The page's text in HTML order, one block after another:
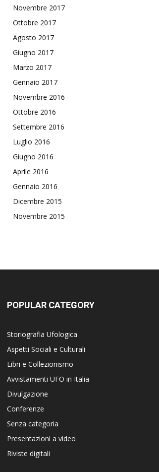
Novembre 2017
Ottobre 2017
Agosto 2017
Giugno 2017
Marzo 2017
Gennaio 2017
Novembre 2016
Ottobre 2016
Settembre 2016
Luglio 2016
Giugno 2016
Aprile 2016
Gennaio 2016
Dicembre 2015
Novembre 2015
POPULAR CATEGORY
Storiografia Ufologica
Aspetti Sociali e Culturali
Libri e Collezionismo
Avvistamenti UFO in Italia
Divulgazione
Conferenze
Senza categoria
Presentazioni a video
Riviste digitali